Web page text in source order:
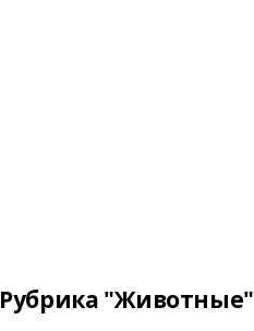
Рубрика "Животные"